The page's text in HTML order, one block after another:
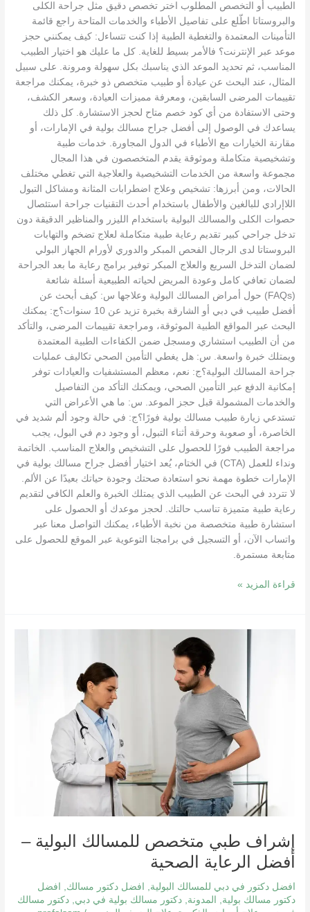
الطبيب أو التخصص المطلوب اختر تخصص دقيق مثل جراحة الكلى
والبروستاتا اطّلع على تفاصيل الأطباء والخدمات المتاحة راجع قائمة
التأمينات المعتمدة والتغطية الطبية إذا كنت تتساءل: كيف يمكنني حجز
موعد عبر الإنترنت؟ فالأمر بسيط للغاية. كل ما عليك هو اختيار الطبيب
المناسب، ثم تحديد الموعد الذي يناسبك بكل سهولة ومرونة. على سبيل
المثال، عند البحث عن عيادة أو طبيب متخصص ذو خبرة، يمكنك مراجعة
تقييمات المرضى السابقين، ومعرفة مميزات العيادة، وسعر الكشف،
وحتى الاستفادة من أي كود خصم متاح لحجز الاستشارة. كل ذلك
يساعدك في الوصول إلى أفضل جراح مسالك بولية في الإمارات، أو
مقارنة الخيارات مع الأطباء في الدول المجاورة. خدمات طبية
وتشخيصية متكاملة وموثوقة يقدم المتخصصون في هذا المجال
مجموعة واسعة من الخدمات التشخيصية والعلاجية التي تغطي مختلف
الحالات، ومن أبرزها: تشخيص وعلاج اضطرابات المثانة ومشاكل التبول
اللاإرادي للبالغين والأطفال باستخدام أحدث التقنيات جراحة استئصال
حصوات الكلى والمسالك البولية باستخدام الليزر والمناظير الدقيقة دون
تدخل جراحي كبير تقديم رعاية طبية متكاملة لعلاج تضخم والتهابات
البروستاتا لدى الرجال الفحص المبكر والدوري لأورام الجهاز البولي
لضمان التدخل السريع والعلاج المبكر توفير برامج رعاية ما بعد الجراحة
لضمان تعافي كامل وعودة المريض لحياته الطبيعية أسئلة شائعة
(FAQs) حول أمراض المسالك البولية وعلاجها س: كيف أبحث عن
أفضل طبيب في دبي أو الشارقة بخبرة تزيد عن 10 سنوات؟ج: يمكنك
البحث عبر المواقع الطبية الموثوقة، ومراجعة تقييمات المرضى، والتأكد
من أن الطبيب استشاري ومسجل ضمن الكفاءات الطبية المعتمدة
ويمتلك خبرة واسعة. س: هل يغطي التأمين الصحي تكاليف عمليات
جراحة المسالك البولية؟ج: نعم، معظم المستشفيات والعيادات توفر
إمكانية الدفع عبر التأمين الصحي، ويمكنك التأكد من التفاصيل
والخدمات المشمولة قبل حجز الموعد. س: ما هي الأعراض التي
تستدعي زيارة طبيب مسالك بولية فورًا؟ج: في حالة وجود ألم شديد في
الخاصرة، أو صعوبة وحرقة أثناء التبول، أو وجود دم في البول، يجب
مراجعة الطبيب فورًا للحصول على التشخيص والعلاج المناسب. الخاتمة
ونداء للعمل (CTA) في الختام، يُعد اختيار أفضل جراح مسالك بولية في
الإمارات خطوة مهمة نحو استعادة صحتك وجودة حياتك بعيدًا عن الألم.
لا تتردد في البحث عن الطبيب الذي يمتلك الخبرة والعلم الكافي لتقديم
رعاية طبية متميزة تناسب حالتك. لحجز موعدك أو الحصول على
استشارة طبية متخصصة من نخبة الأطباء، يمكنك التواصل معنا عبر
واتساب الآن، أو التسجيل في برامجنا التوعوية عبر الموقع للحصول على
متابعة مستمرة.
قراءة المزيد »
إشراف طبي متخصص للمسالك البولية –
أفضل الرعاية الصحية
افضل دكتور في دبي للمسالك البولية, افضل دكتور مسالك,
افضل
دكتور مسالك بولية, المدونة,دكتور مسالك بولية في دبي,دكتور مسالك